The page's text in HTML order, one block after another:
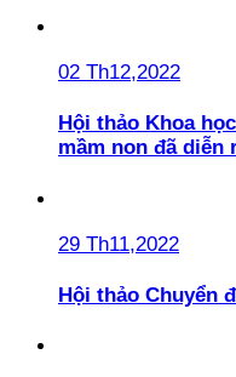
02 Th12,2022
Hội thảo Khoa
mầm non đã diễn
29 Th11,2022
Hội thảo Chuyển